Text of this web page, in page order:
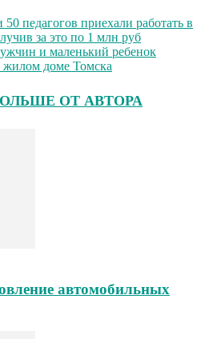
педагогов приехали работать в
за это по 1 млн руб
и маленький ребенок
жилом доме Томска
ОТ АВТОРА
автомобильных